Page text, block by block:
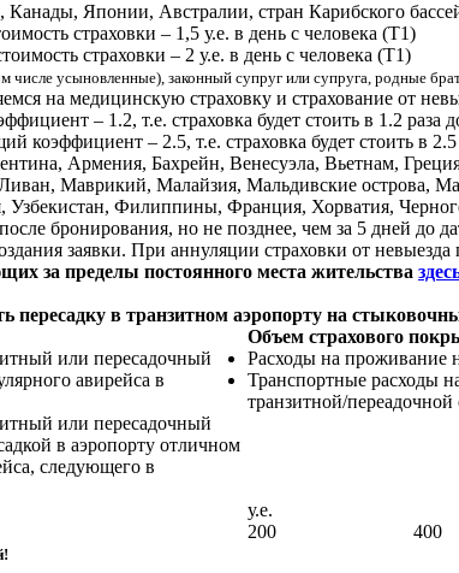
Японии, Австралии, стран Карибского
страховки – 1,5 у.е. в день с человека (Т1)
страховки – 2 у.е. в день с человека (Т1)
числе усыновленные), законный супруг или супруга, родные
на медицинскую страховку и страхование от
– 1.2, т.е. страховка будет стоить в 1.2 раза
коэффициент – 2.5, т.е. страховка будет стоить в 2.5
Армения, Бахрейн, Венесуэла, Вьетнам,
Маврикий, Малайзия, Мальдивские
Узбекистан, Филиппины, Франция, Хорватия,
бронирования, но не позднее, чем за 5 дней до
заявки. При аннуляции страховки от невыезда
за пределы постоянного места жительства
пересадку в транзитном аэропорту на
Объем страхового
или пересадочный
авирейса в
Расходы на проживание
Транспортные расходы
транзитной/
или пересадочный
в аэропорту отличном
следующего в
у.е.
200 400